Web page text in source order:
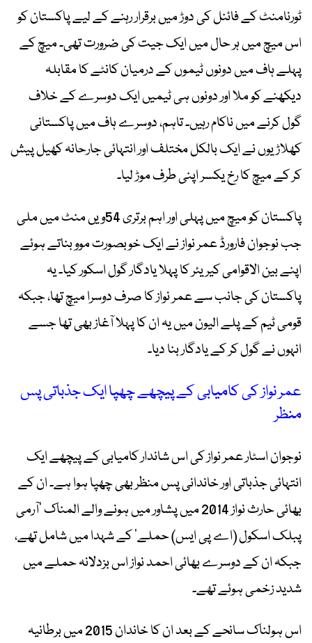
ٹورنامنٹ کے فائنل کی دوڑ میں برقرار رہنے کے لیے پاکستان کو
اس میچ میں ہر حال میں ایک جیت کی ضرورت تھی۔ میچ کے
پہلے ہاف میں دونوں ٹیموں کے درمیان کانٹے کا مقابلہ
دیکھنے کو ملا اور دونوں ہی ٹیمیں ایک دوسرے کے خلاف
گول کرنے میں ناکام رہیں۔ تاہم، دوسرے ہاف میں پاکستانی
کھلاڑیوں نے ایک بالکل مختلف اور انتہائی جارحانہ کھیل پیش
کر کے میچ کا رخ یکسر اپنی طرف موڑ لیا۔
پاکستان کو میچ میں پہلی اور اہم برتری 54ویں منٹ میں ملی
جب نوجوان فارورڈ عمر نواز نے ایک خوبصورت موو بناتے ہوئے
اپنے بین الاقوامی کیریئر کا پہلا یادگار گول اسکور کیا۔ یہ
پاکستان کی جانب سے عمر نواز کا صرف دوسرا میچ تھا، جبکہ
قومی ٹیم کے پلے الیون میں یہ ان کا پہلا آغاز بھی تھا جسے
انہوں نے گول کر کے یادگار بنا دیا۔
عمر نواز کی کامیابی کے پیچھے چھپا ایک جذباتی پس
منظر
نوجوان اسٹار عمر نواز کی اس شاندار کامیابی کے پیچھے ایک
انتہائی جذباتی اور خاندانی پس منظر بھی چھپا ہوا ہے۔ ان کے
بھائی حارث نواز 2014 میں پشاور میں ہونے والے المناک ’آرمی
پبلک اسکول (اے پی ایس) حملے‘ کے شہدا میں شامل تھے،
جبکہ ان کے دوسرے بھائی احمد نواز اس بزدلانہ حملے میں
شدید زخمی ہوئے تھے۔
اس ہولناک سانحے کے بعد ان کا خاندان 2015 میں برطانیہ